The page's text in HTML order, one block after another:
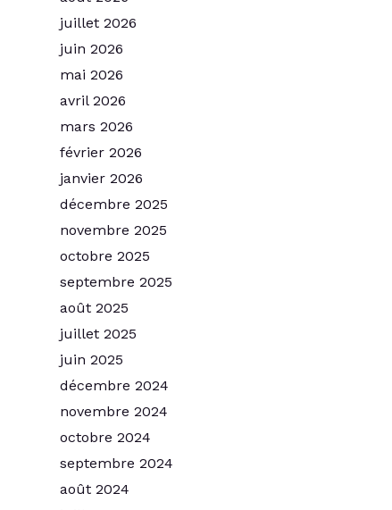
juillet 2026
juin 2026
mai 2026
avril 2026
mars 2026
février 2026
janvier 2026
décembre 2025
novembre 2025
octobre 2025
septembre 2025
août 2025
juillet 2025
juin 2025
décembre 2024
novembre 2024
octobre 2024
septembre 2024
août 2024